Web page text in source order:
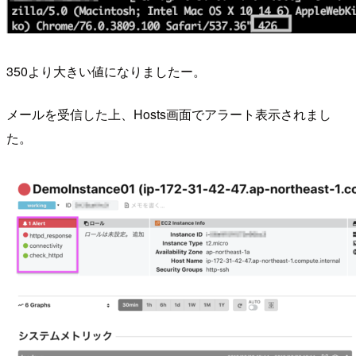
350より大きい値になりましたー。
メールを受信した上、Hosts画面でアラート表示されまし
た。